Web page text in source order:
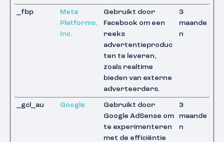
_fbp
Meta
Platforms,
Inc.
Gebruikt door
Facebook om een
reeks
advertentieproduc
ten te leveren,
zoals realtime
bieden van externe
adverteerders.
3
maande
n
_gcl_au Google
Gebruikt door
Google AdSense om
te experimenteren
met de efficiëntie
3
maande
n